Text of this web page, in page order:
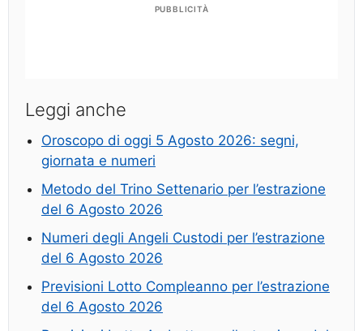
PUBBLICITÀ
Leggi anche
Oroscopo di oggi 5 Agosto 2026: segni,
giornata e numeri
Metodo del Trino Settenario per l’estrazione
del 6 Agosto 2026
Numeri degli Angeli Custodi per l’estrazione
del 6 Agosto 2026
Previsioni Lotto Compleanno per l’estrazione
del 6 Agosto 2026